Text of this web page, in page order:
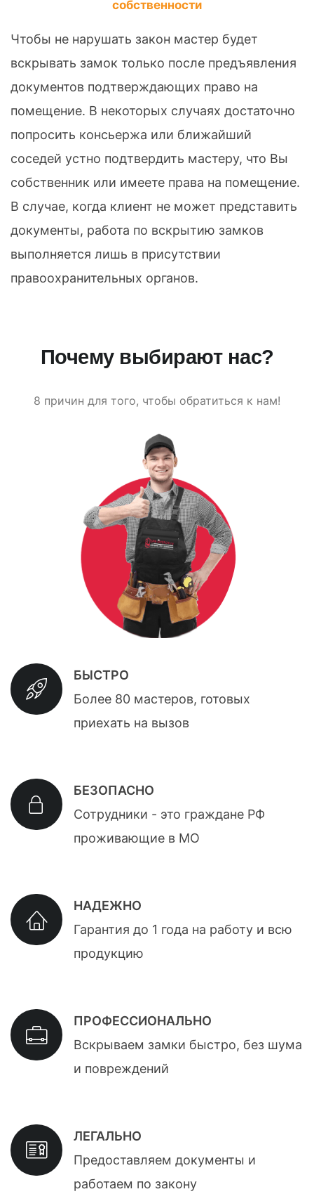
собственности
Чтобы не нарушать закон мастер будет
вскрывать замок только после предъявления
документов подтверждающих право на
помещение. В некоторых случаях достаточно
попросить консьержа или ближайший
соседей устно подтвердить мастеру, что Вы
собственник или имеете права на помещение.
В случае, когда клиент не может представить
документы, работа по вскрытию замков
выполняется лишь в присутствии
правоохранительных органов.
Почему выбирают нас?
8 причин для того, чтобы обратиться к нам!
БЫСТРО
Более 80 мастеров, готовых
приехать на вызов
БЕЗОПАСНО
Сотрудники - это граждане РФ
проживающие в МО
НАДЕЖНО
Гарантия до 1 года на работу и всю
продукцию
ПРОФЕССИОНАЛЬНО
Вскрываем замки быстро, без шума
и повреждений
ЛЕГАЛЬНО
Предоставляем документы и
работаем по закону